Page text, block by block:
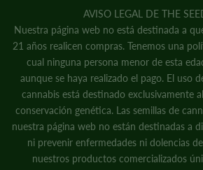
AVISO LEGAL DE THE
Nuestra página web no está destinada a
21 años realicen compras. Tenemos una
cual ninguna persona menor de esta
aunque se haya realizado el pago. El uso
cannabis está destinado exclusivamente
conservación genética. Las semillas de
nuestra página web no están destinadas a
ni prevenir enfermedades ni dolencias
nuestros productos comercializados